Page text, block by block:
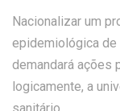
Nacionalizar um
epidemiológica
demandará ações
logicamente, a